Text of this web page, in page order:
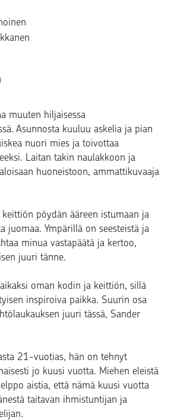
muuten hiljaisessa
Asunnosta kuuluu askelia ja pian
nuori mies ja toivottaa
Laitan takin naulakkoon ja
huoneistoon, ammattikuvaaja
pöydän ääreen istumaan ja
juomaa. Ympärillä on seesteistä ja
minua vastapäätä ja kertoo,
juuri tänne.
oman kodin ja keittiön, sillä
inspiroiva paikka. Suurin osa
juuri tässä, Sander
21-vuotias, hän on tehnyt
jo kuusi vuotta. Miehen eleistä
aistia, että nämä kuusi vuotta
taitavan ihmistuntijan ja